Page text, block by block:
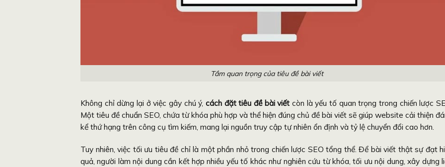
Tầm quan trọng của tiêu đề bài viết
Không chỉ dừng lại ở việc gây chú ý, cách đặt tiêu đề bài viết còn là yếu tố quan trọng trong chiến lược
Một tiêu đề chuẩn SEO, chứa từ khóa phù hợp và thể hiện đúng chủ đề bài viết sẽ giúp website cải thiện
kể thứ hạng trên công cụ tìm kiếm, mang lại nguồn truy cập tự nhiên ổn định và tỷ lệ chuyển đổi cao hơn.
Tuy nhiên, việc tối ưu tiêu đề chỉ là một phần nhỏ trong chiến lược SEO tổng thể. Để bài viết thật sự đạt
quả, người làm nội dung cần kết hợp nhiều yếu tố khác như nghiên cứu từ khóa, tối ưu nội dung, xây dựng